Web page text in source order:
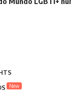
New